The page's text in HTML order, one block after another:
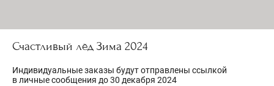
Счастливый лёд Зима 2024
Индивидуальные заказы будут отправлены ссылкой
в личные сообщения до 30 декабря 2024